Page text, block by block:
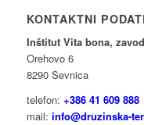
KONTAKTNI
Inštitut Vita bona,
Orehovo 6
8290 Sevnica
telefon: +386 41 609 888
mail: info@druzinska-